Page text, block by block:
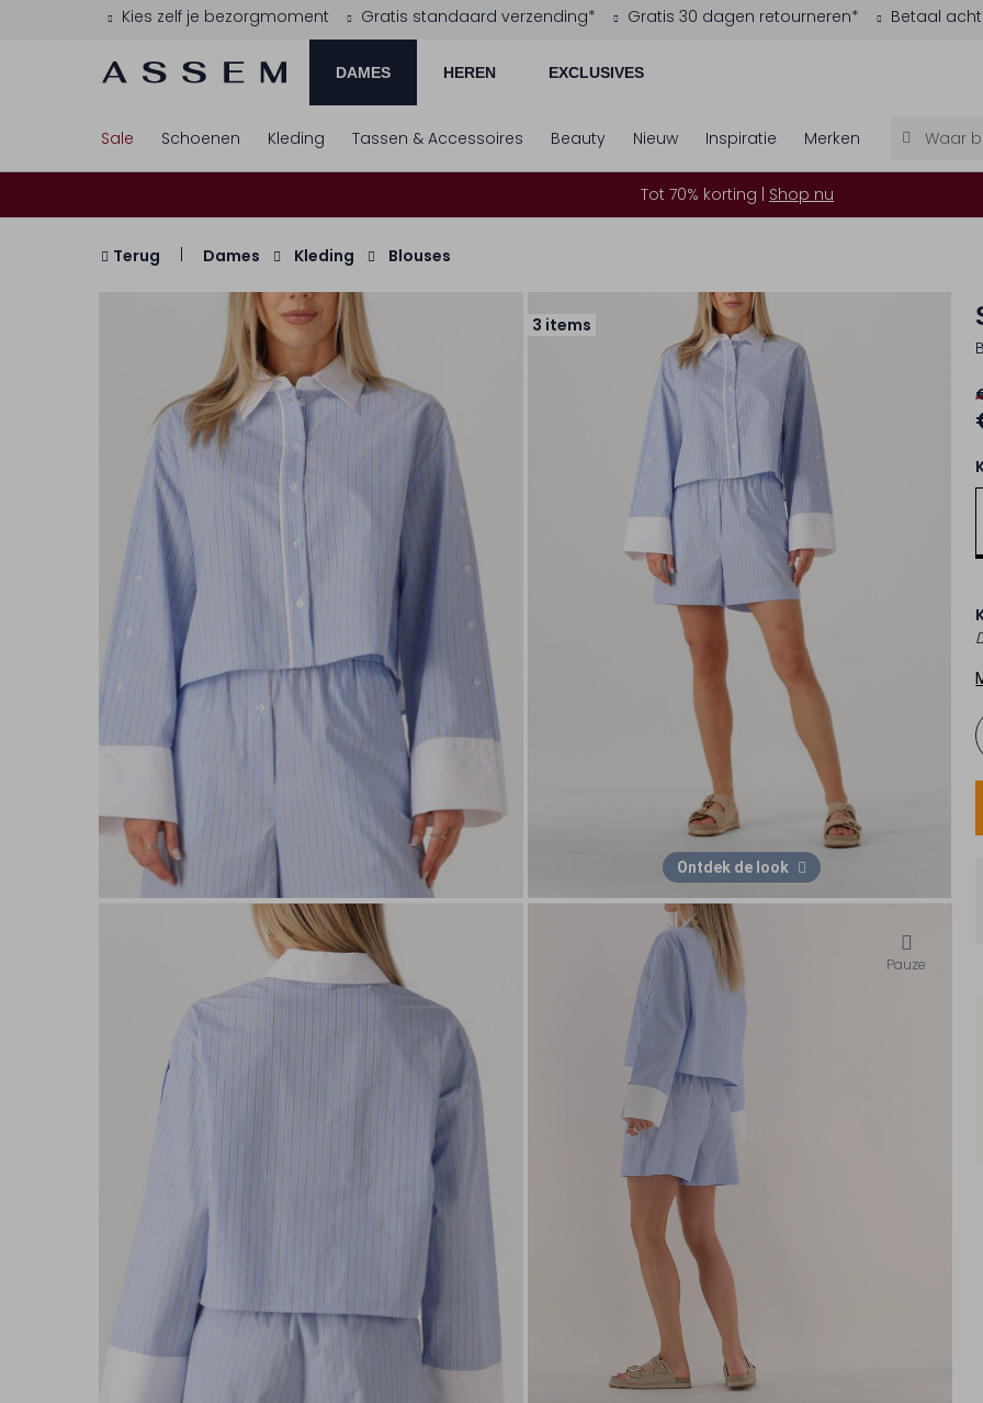
Kies zelf je bezorgmoment Gratis standaard verzending* Gratis 30 dagen retourneren* Betaal
DAMES HEREN EXCLUSIVES
Sale Schoenen Kleding Tassen & Accessoires Beauty Nieuw Inspiratie Merken
Tot 70% korting | Shop nu
Terug Dames Kleding Blouses
3 items
Ontdek de look
Pauze